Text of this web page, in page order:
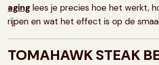
aging lees je precies hoe het werkt,
rijpen en wat het effect is op de
TOMAHAWK STEAK